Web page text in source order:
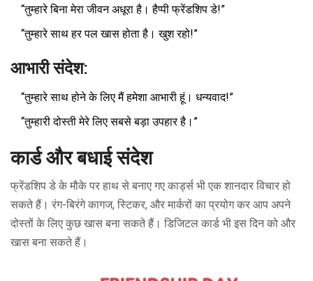
“तुम्हारे बिना मेरा जीवन अधूरा है। हैप्पी फ्रेंडशिप डे!”
“तुम्हारे साथ हर पल खास होता है। खुश रहो!”
आभारी संदेश:
“तुम्हारे साथ होने के लिए मैं हमेशा आभारी हूं। धन्यवाद!”
“तुम्हारी दोस्ती मेरे लिए सबसे बड़ा उपहार है।”
कार्ड और बधाई संदेश
फ्रेंडशिप डे के मौके पर हाथ से बनाए गए कार्ड्स भी एक शानदार विचार हो
सकते हैं। रंग-बिरंगे कागज, स्टिकर, और मार्करों का प्रयोग कर आप अपने
दोस्तों के लिए कुछ खास बना सकते हैं। डिजिटल कार्ड भी इस दिन को और
खास बना सकते हैं।